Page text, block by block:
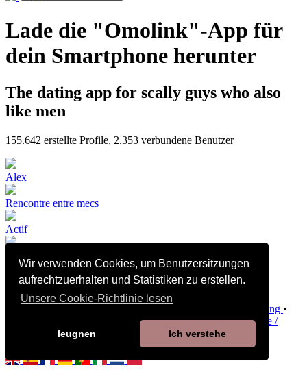
Wir verwenden Cookies, um Benutzersitzungen
aufrechtzuerhalten und Statistiken zu erstellen.
Unsere Cookie-Richtlinie lesen
leugnen Ich verstehe
Lade die "Omolink"-App für
dein Smartphone herunter
The dating app for scally guys who also
like men
155.642 erstellte Profile, 2.353 verbundene Benutzer
Alex
Rencontre entre mecs
Actif
🇩🇿🔝BI
Datenschutzerklärung •
Richtlinie zur Kindersicherheit•Hilfe /